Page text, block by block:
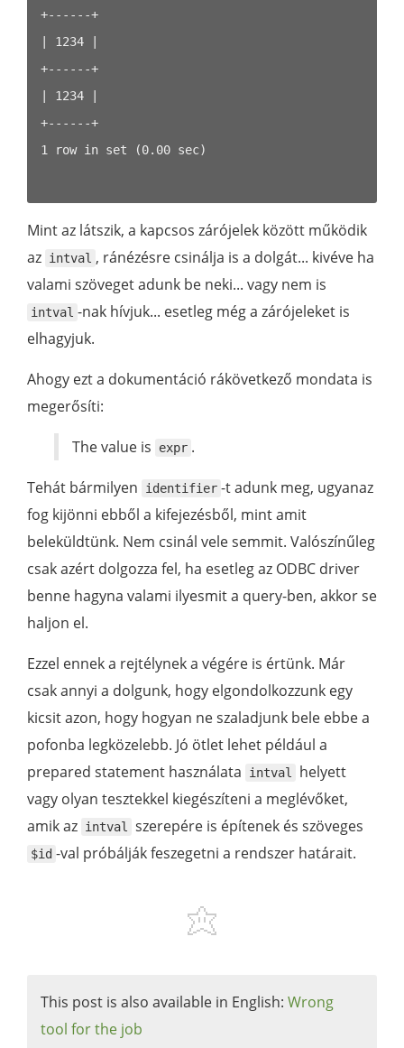
+------+
| 1234 |
+------+
| 1234 |
+------+
1 row in set (0.00 sec)
Mint az látszik, a kapcsos zárójelek között működik
az intval , ránézésre csinálja is a dolgát... kivéve ha
valami szöveget adunk be neki... vagy nem is
intval -nak hívjuk... esetleg még a zárójeleket is
elhagyjuk.
Ahogy ezt a dokumentáció rákövetkező mondata is
megerősíti:
The value is expr .
Tehát bármilyen identifier -t adunk meg, ugyanaz
fog kijönni ebből a kifejezésből, mint amit
beleküldtünk. Nem csinál vele semmit. Valószínűleg
csak azért dolgozza fel, ha esetleg az ODBC driver
benne hagyna valami ilyesmit a query-ben, akkor se
haljon el.
Ezzel ennek a rejtélynek a végére is értünk. Már
csak annyi a dolgunk, hogy elgondolkozzunk egy
kicsit azon, hogy hogyan ne szaladjunk bele ebbe a
pofonba legközelebb. Jó ötlet lehet például a
prepared statement használata
intval
helyett
vagy olyan tesztekkel kiegészíteni a meglévőket,
amik az intval szerepére is építenek és szöveges
$id -val próbálják feszegetni a rendszer határait.
This post is also available in English: Wrong
tool for the job